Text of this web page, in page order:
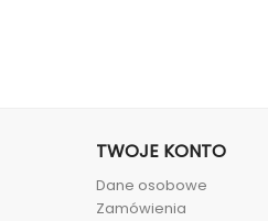
TWOJE KONTO
Dane osobowe
Zamówienia